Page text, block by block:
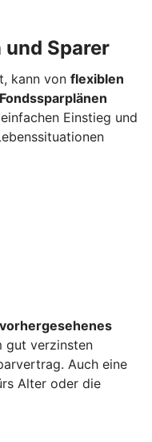
und Sparer
kann von flexiblen
Einstieg und
gut verzinsten
Auch eine
Alter oder die